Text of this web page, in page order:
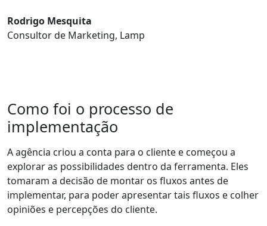
Rodrigo Mesquita
Consultor de Marketing, Lamp
Como foi o processo de
implementação
A agência criou a conta para o cliente e começou a
explorar as possibilidades dentro da ferramenta. Eles
tomaram a decisão de montar os fluxos antes de
implementar, para poder apresentar tais fluxos e colher
opiniões e percepções do cliente.